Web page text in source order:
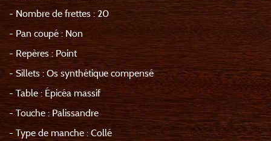
- Nombre de frettes : 20
- Pan coupé : Non
- Repères : Point
- Sillets : Os synthétique compensé
- Table : Épicéa massif
- Touche : Palissandre
- Type de manche : Collé